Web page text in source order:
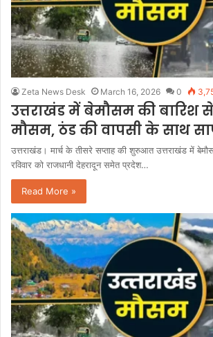
Zeta News Desk March 16, 2026 0
उत्तराखंड में बेमौसम की बारिश
मौसम, ठंड की वापसी के साथ
उत्तराखंड। मार्च के तीसरे सप्ताह की शुरुआत उत्तराखंड में
रविवार को राजधानी देहरादून समेत प्रदेश…
Read More »